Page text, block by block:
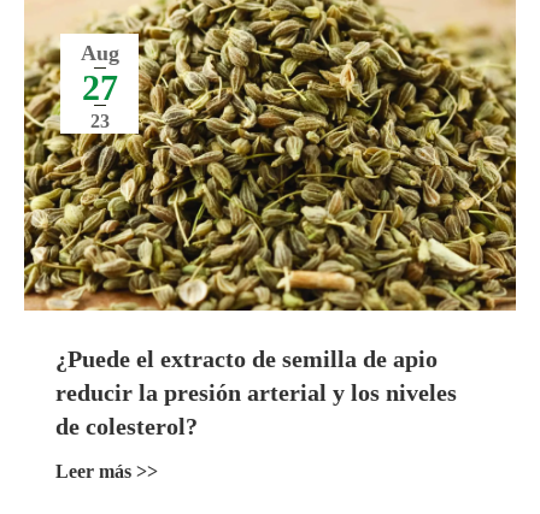
Aug
27
23
¿Puede el extracto de semilla de apio
reducir la presión arterial y los niveles
de colesterol?
Leer más >>